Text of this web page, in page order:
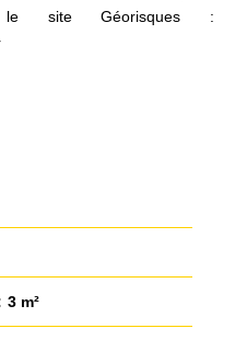
le site Géorisques :
3 m²